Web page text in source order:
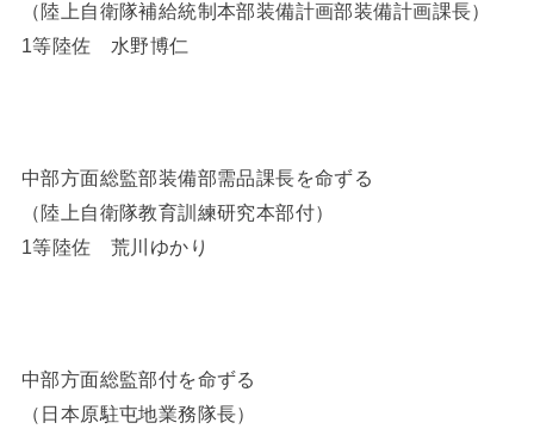
（陸上自衛隊補給統制本部装備計画部装備計画課長）
1等陸佐 水野博仁
中部方面総監部装備部需品課長を命ずる
（陸上自衛隊教育訓練研究本部付）
1等陸佐 荒川ゆかり
中部方面総監部付を命ずる
（日本原駐屯地業務隊長）